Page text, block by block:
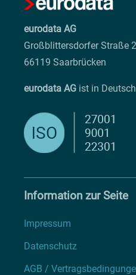
eurodata AG
Großblittersdorfer Straße
66119 Saarbrücken
eurodata AG ist in
Information zur Seite
Impressum
Datenschutz
AGB /